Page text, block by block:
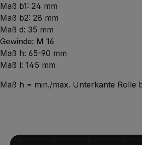
Maß b1: 24 mm
Maß b2: 28 mm
Maß d: 35 mm
Gewinde: M 16
Maß h: 65-90 mm
Maß l: 145 mm
Maß h = min./max. Unterkante Rolle